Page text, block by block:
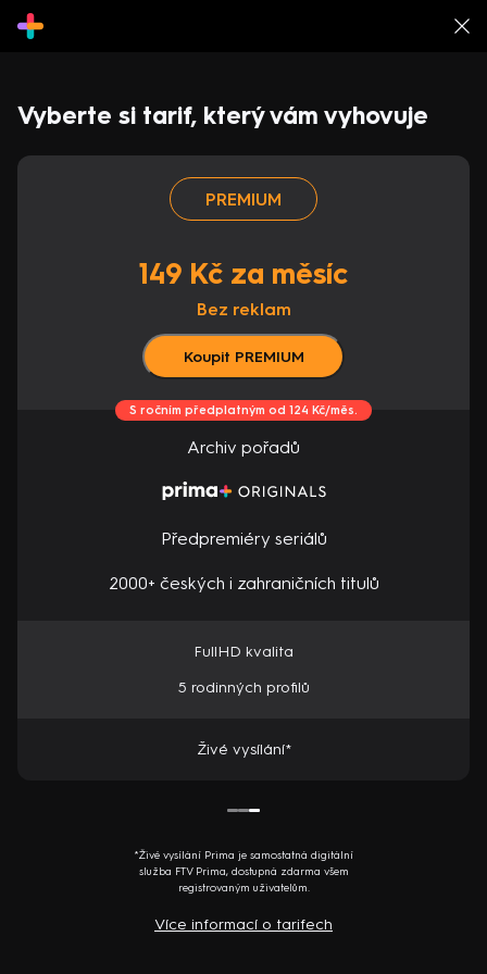
Vyberte si tarif, který vám vyhovuje
PREMIUM
149 Kč za měsíc
Bez reklam
Koupit PREMIUM
S ročním předplatným od 124 Kč/měs.
Archiv pořadů
Předpremiéry seriálů
2000+ českých i zahraničních titulů
FullHD kvalita
5 rodinných profilů
Živé vysílání*
*Živé vysílání Prima je samostatná digitální
služba FTV Prima, dostupná zdarma všem
registrovaným uživatelům.
Více informací o tarifech